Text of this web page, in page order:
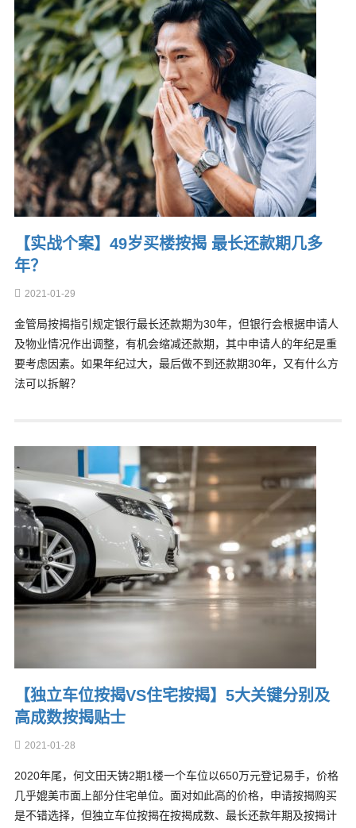
【实战个案】49岁买楼按揭 最长还款期几多
年？
2021-01-29
金管局按揭指引规定银行最长还款期为30年，但银行会根据申请人
及物业情况作出调整，有机会缩减还款期，其中申请人的年纪是重
要考虑因素。如果年纪过大，最后做不到还款期30年，又有什么方
法可以拆解？
【独立车位按揭VS住宅按揭】5大关键分别及
高成数按揭贴士
2021-01-28
2020年尾，何文田天铸2期1楼一个车位以650万元登记易手，价格
几乎媲美市面上部分住宅单位。面对如此高的价格，申请按揭购买
是不错选择，但独立车位按揭在按揭成数、最长还款年期及按揭计